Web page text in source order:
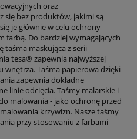
oraz
się bez produktów, jakimi są
je głównie w celu ochrony
farbą. Do bardziej wymagających
taśma maskująca z serii
tesa® zapewnia najwyższej
wnętrza. Taśma papierowa dzięki
zapewnia dokładne
linie odcięcia. Taśmy malarskie i
malowania - jako ochronę przed
krzywizn. Nasze taśmy
przy stosowaniu z farbami